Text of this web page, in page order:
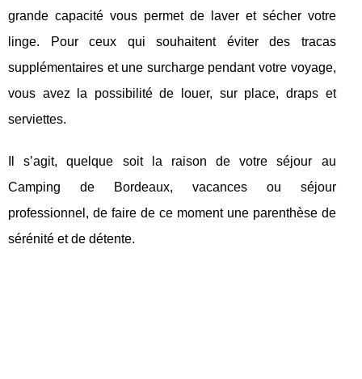
grande capacité vous permet de laver et sécher votre
linge. Pour ceux qui souhaitent éviter des tracas
supplémentaires et une surcharge pendant votre voyage,
vous avez la possibilité de louer, sur place, draps et
serviettes.
Il s’agit, quelque soit la raison de votre séjour au
Camping de Bordeaux, vacances ou séjour
professionnel, de faire de ce moment une parenthèse de
sérénité et de détente.